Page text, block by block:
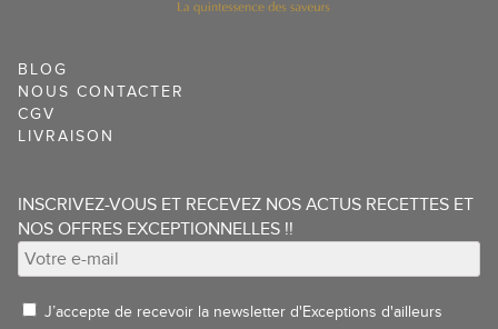
BLOG
NOUS CONTACTER
CGV
LIVRAISON
INSCRIVEZ-VOUS ET RECEVEZ NOS ACTUS RECETTES ET
NOS OFFRES EXCEPTIONNELLES !!
J’accepte de recevoir la newsletter d'Exceptions d'ailleurs